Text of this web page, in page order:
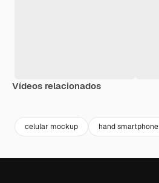
Vídeos relacionados
celular mockup hand smartphone